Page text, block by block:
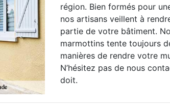
région. Bien formés pour
nos artisans veillent à
partie de votre bâtiment.
marmottins tente toujours
manières de rendre votre
N’hésitez pas de nous
doit.